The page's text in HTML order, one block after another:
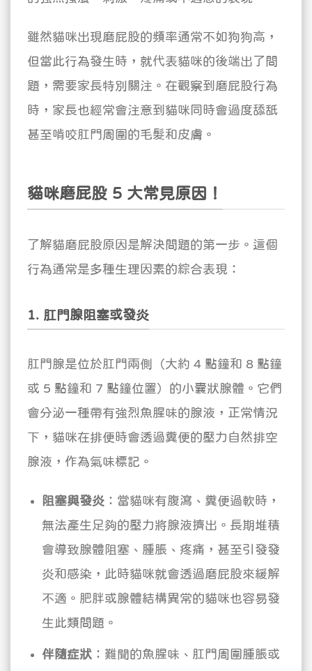
雖然貓咪出現磨屁股的頻率通常不如狗狗高，
但當此行為發生時，就代表貓咪的後端出了問
題，需要家長特別關注。在觀察到磨屁股行為
時，家長也經常會注意到貓咪同時會過度舔舐
甚至啃咬肛門周圍的毛髮和皮膚。
貓咪磨屁股 5 大常見原因！
了解貓磨屁股原因是解決問題的第一步。這個
行為通常是多種生理因素的綜合表現：
1. 肛門腺阻塞或發炎
肛門腺是位於肛門兩側（大約 4 點鐘和 8 點鐘
或 5 點鐘和 7 點鐘位置）的小囊狀腺體。它們
會分泌一種帶有強烈魚腥味的腺液，正常情況
下，貓咪在排便時會透過糞便的壓力自然排空
腺液，作為氣味標記。
阻塞與發炎：當貓咪有腹瀉、糞便過軟時，
無法產生足夠的壓力將腺液擠出。長期堆積
會導致腺體阻塞、腫脹、疼痛，甚至引發發
炎和感染，此時貓咪就會透過磨屁股來緩解
不適。肥胖或腺體結構異常的貓咪也容易發
生此類問題。
伴隨症狀：難聞的魚腥味、肛門周圍腫脹或